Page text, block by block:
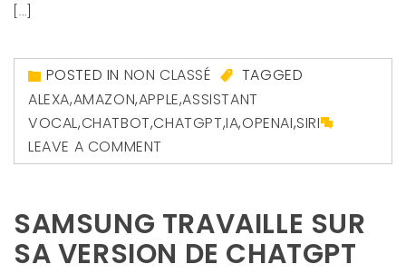
[…]
POSTED IN NON CLASSÉ
TAGGED
ALEXA,AMAZON,APPLE,ASSISTANT
VOCAL,CHATBOT,CHATGPT,IA,OPENAI,SIRI
LEAVE A COMMENT
SAMSUNG TRAVAILLE SUR
SA VERSION DE CHATGPT